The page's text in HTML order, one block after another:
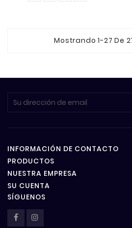
Mostrando 1-27 De
INFORMACIÓN DE CONTACTO
PRODUCTOS
NUESTRA EMPRESA
SU CUENTA
SÍGUENOS